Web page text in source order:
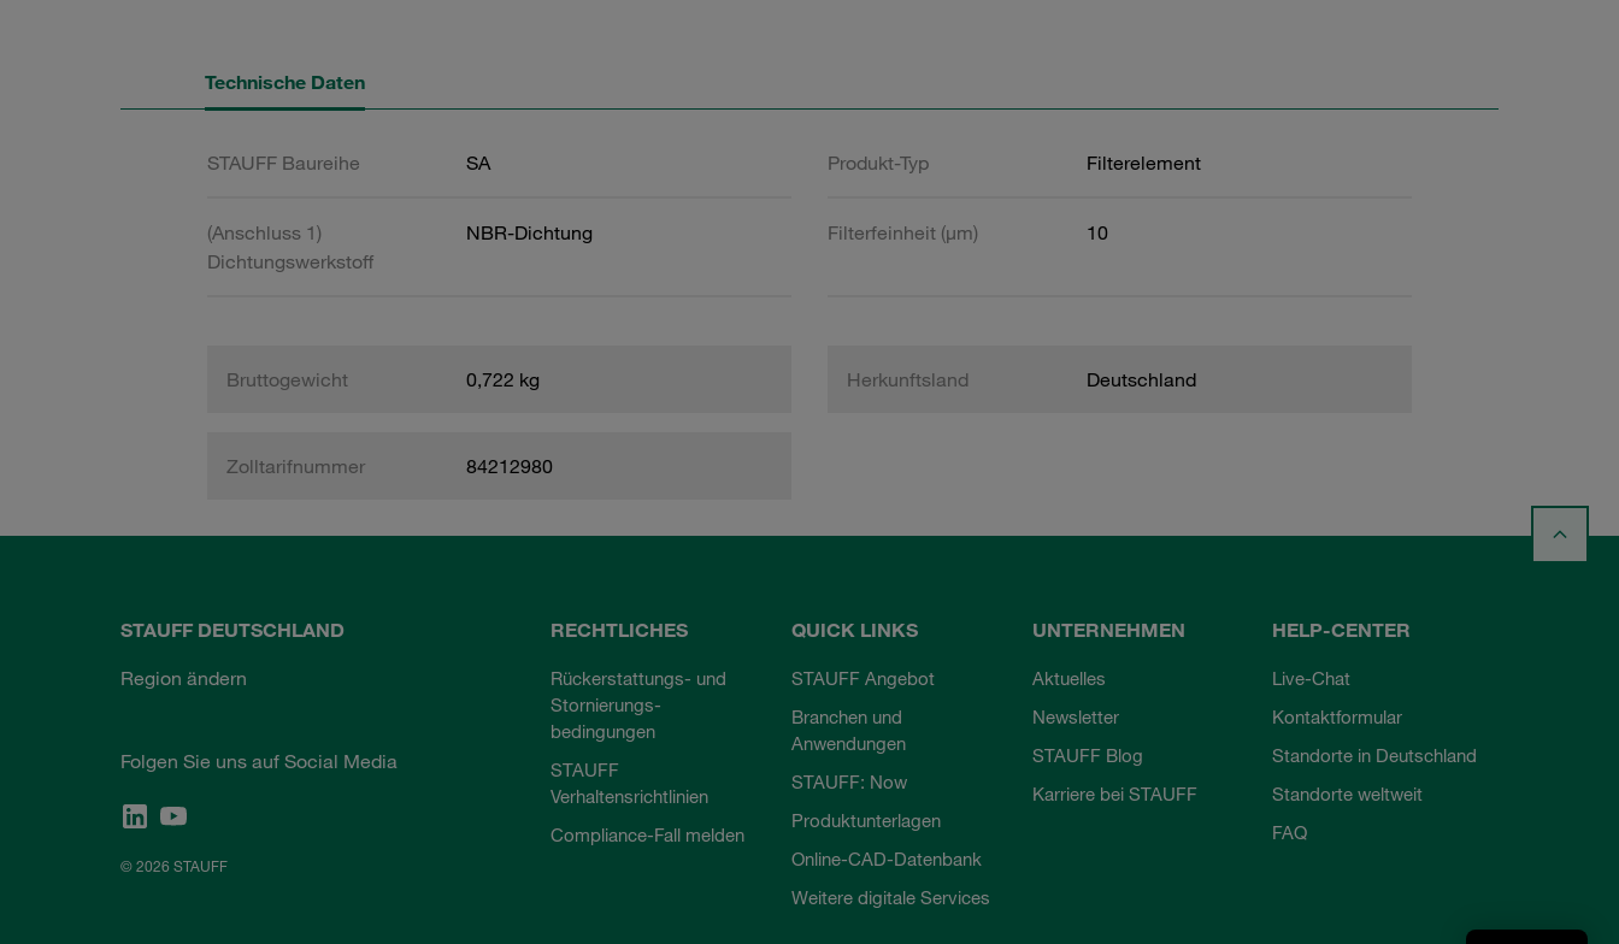
Technische Daten
STAUFF Baureihe SA Produkt-Typ Filterelement
(Anschluss 1)
Dichtungswerkstoff
NBR-Dichtung Filterfeinheit (µm) 10
Bruttogewicht 0,722 kg Herkunftsland Deutschland
Zolltarifnummer 84212980
STAUFF DEUTSCHLAND
Region ändern
Folgen Sie uns auf Social Media
© 2026 STAUFF
RECHTLICHES
Rückerstattungs- und
Stornierungs-
bedingungen
STAUFF
Verhaltensrichtlinien
Compliance-Fall melden
QUICK LINKS
STAUFF Angebot
Branchen und
Anwendungen
STAUFF: Now
Produktunterlagen
Online-CAD-Datenbank
Weitere digitale Services
UNTERNEHMEN
Aktuelles
Newsletter
STAUFF Blog
Karriere bei STAUFF
HELP-CENTER
Live-Chat
Kontaktformular
Standorte in Deutschland
Standorte weltweit
FAQ